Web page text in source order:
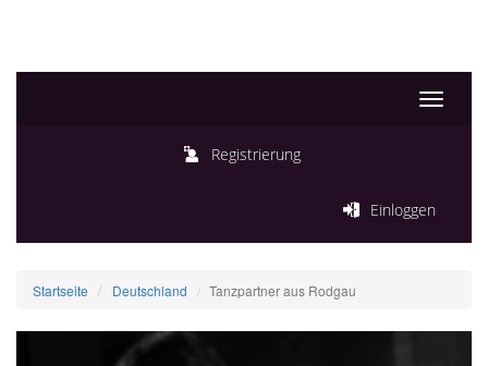
Toggle
Registrierung
Einloggen
Startseite Deutschland Tanzpartner aus Rodgau